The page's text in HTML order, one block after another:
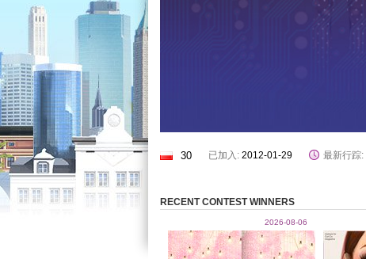
30 已加入: 2012-01-29 最新行踪:
RECENT CONTEST WINNERS
2026-08-06